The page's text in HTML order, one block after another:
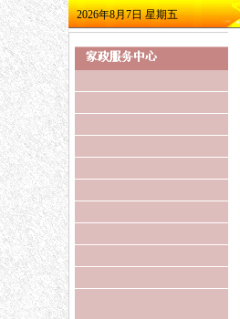
2026年8月7日 星期五